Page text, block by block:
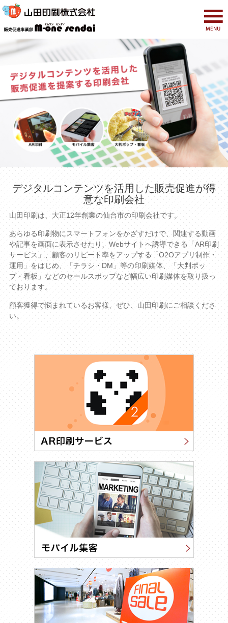
デジタルコンテンツを活用した販売促進が得
意な印刷会社
山田印刷は、大正12年創業の仙台市の印刷会社です。
あらゆる印刷物にスマートフォンをかざすだけで、関連する動画
や記事を画面に表示させたり、Webサイトへ誘導できる「AR印刷
サービス」、顧客のリピート率をアップする「O2Oアプリ制作・
運用」をはじめ、「チラシ・DM」等の印刷媒体、「大判ポッ
プ・看板」などのセールスポップなど幅広い印刷媒体を取り扱っ
ております。
顧客獲得で悩まれているお客様、ぜひ、山田印刷にご相談くださ
い。